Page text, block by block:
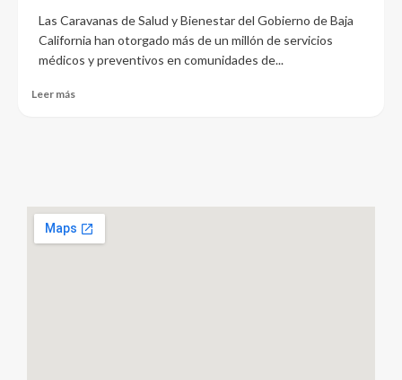
Las Caravanas de Salud y Bienestar del Gobierno de Baja
California han otorgado más de un millón de servicios
médicos y preventivos en comunidades de...
Leer más